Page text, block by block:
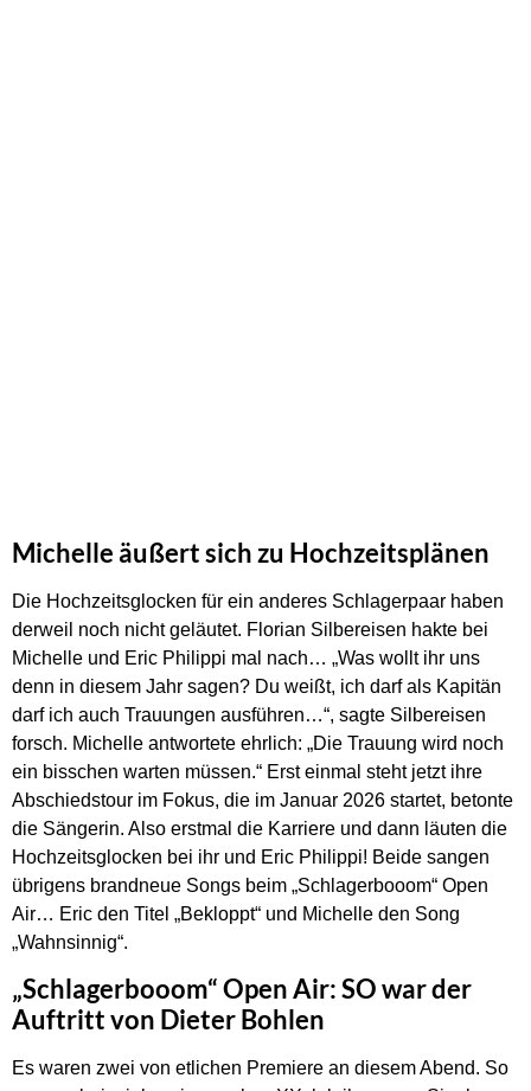
Michelle äußert sich zu Hochzeitsplänen
Die Hochzeitsglocken für ein anderes Schlagerpaar haben
derweil noch nicht geläutet. Florian Silbereisen hakte bei
Michelle und Eric Philippi mal nach… „Was wollt ihr uns
denn in diesem Jahr sagen? Du weißt, ich darf als Kapitän
darf ich auch Trauungen ausführen…“, sagte Silbereisen
forsch. Michelle antwortete ehrlich: „Die Trauung wird noch
ein bisschen warten müssen.“ Erst einmal steht jetzt ihre
Abschiedstour im Fokus, die im Januar 2026 startet, betonte
die Sängerin. Also erstmal die Karriere und dann läuten die
Hochzeitsglocken bei ihr und Eric Philippi! Beide sangen
übrigens brandneue Songs beim „Schlagerbooom“ Open
Air… Eric den Titel „Bekloppt“ und Michelle den Song
„Wahnsinnig“.
„Schlagerbooom“ Open Air: SO war der
Auftritt von Dieter Bohlen
Es waren zwei von etlichen Premiere an diesem Abend. So